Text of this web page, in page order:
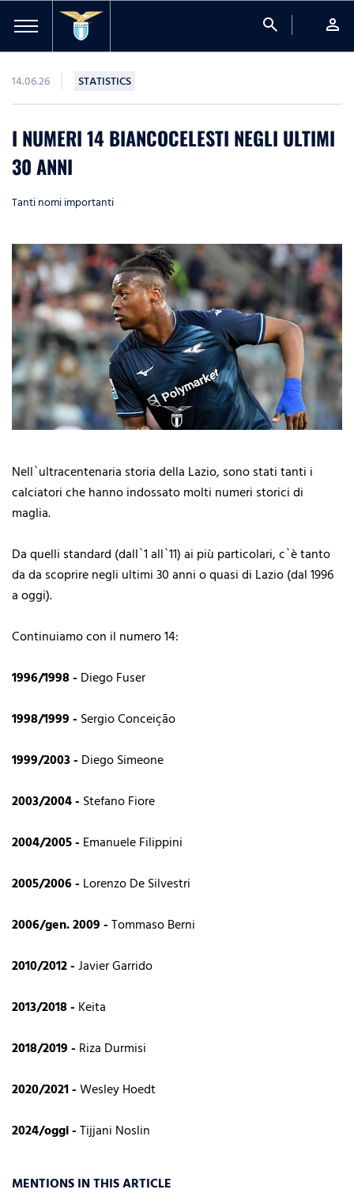
search person
14.06.26 STATISTICS
I NUMERI 14 BIANCOCELESTI NEGLI ULTIMI
30 ANNI
Tanti nomi importanti
Nell`ultracentenaria storia della Lazio, sono stati tanti i
calciatori che hanno indossato molti numeri storici di
maglia.
Da quelli standard (dall`1 all`11) ai più particolari, c`è tanto
da da scoprire negli ultimi 30 anni o quasi di Lazio (dal 1996
a oggi).
Continuiamo con il numero 14:
1996/1998 - Diego Fuser
1998/1999 - Sergio Conceição
1999/2003 - Diego Simeone
2003/2004 - Stefano Fiore
2004/2005 - Emanuele Filippini
2005/2006 - Lorenzo De Silvestri
2006/gen. 2009 -Tommaso Berni
2010/2012 -Javier Garrido
2013/2018 - Keita
2018/2019 - Riza Durmisi
2020/2021 -Wesley Hoedt
2024/oggi -Tijjani Noslin
MENTIONS IN THIS ARTICLE